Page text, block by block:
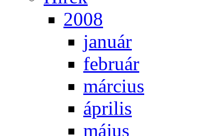
2008
ja­nu­ár
feb­ru­ár
már­ci­us
áp­ri­lis
má­jus